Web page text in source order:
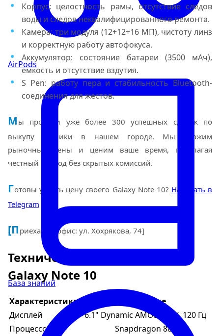
AirPods
База знаний
Корпус: целостность рамы, отсутствие следов
воды и следов неквалифицированного ремонта.
Камера: три модуля (12+12+16 МП), чистоту линз
и корректную работу автофокуса.
Аккумулятор: состояние батареи (3500 мАч),
емкость и отсутствие вздутия.
S Pen: работу пера и стабильность Bluetooth-
соединения для жестов.
М ы провели уже более 300 успешных сделок по
выкупу техники в нашем городе. Мы держим
рыночные цены и ценим ваше время, предлагая
честный подход без скрытых комиссий.
Готовы узнать цену своего Galaxy Note 10? Написать в
Telegram
[П риехать в офис: ул. Хохрякова, 74]
Технические характеристики
Galaxy Note 10
Характеристика
Значение
Дисплей
6.1" Dynamic AMOLED 2X, 120 Гц
Процессор
Snapdragon 888